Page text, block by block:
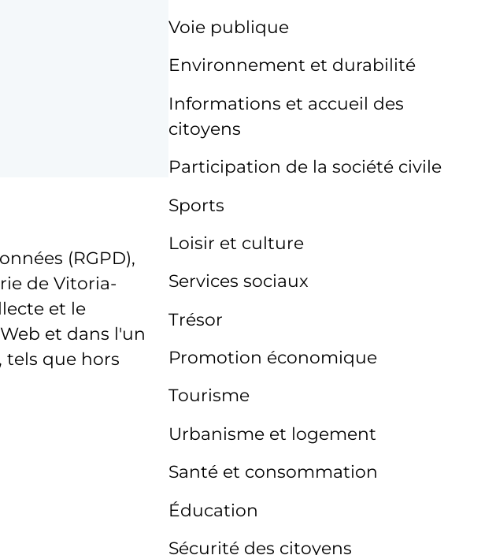
(RGPD),
de Vitoria-
et le
et dans l'un
tels que hors
Voie publique
Environnement et durabilité
Informations et accueil des
citoyens
Participation de la société civile
Sports
Loisir et culture
Services sociaux
Trésor
Promotion économique
Tourisme
Urbanisme et logement
Santé et consommation
Éducation
Sécurité des citoyens